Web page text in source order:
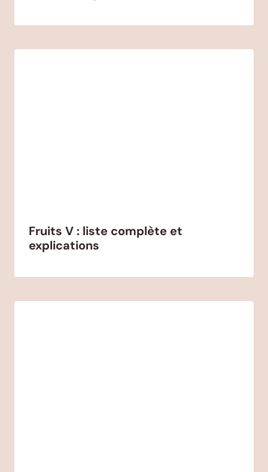
Fruits V : liste complète et
explications